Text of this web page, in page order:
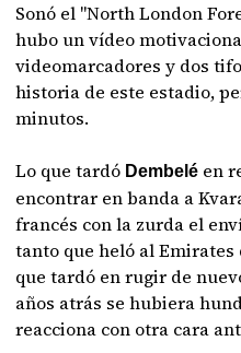
Sonó el "North London
hubo un vídeo
videomarcadores y dos
historia de este estadio,
minutos.
Lo que tardó Dembelé en
encontrar en banda a
francés con la zurda el
tanto que heló al
que tardó en rugir de
años atrás se hubiera
reacciona con otra cara